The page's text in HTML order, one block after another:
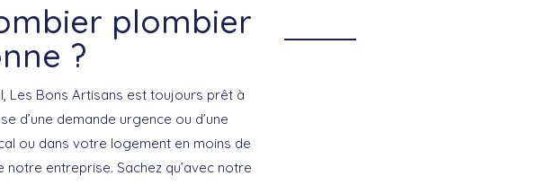
plombier
?
Les Bons Artisans est toujours prêt à
d’une demande urgence ou d’une
ou dans votre logement en moins de
entreprise. Sachez qu’avec notre